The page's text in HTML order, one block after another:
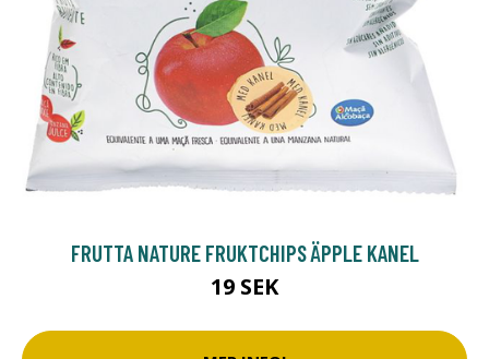
FRUTTA NATURE FRUKTCHIPS ÄPPLE KANEL
19 SEK